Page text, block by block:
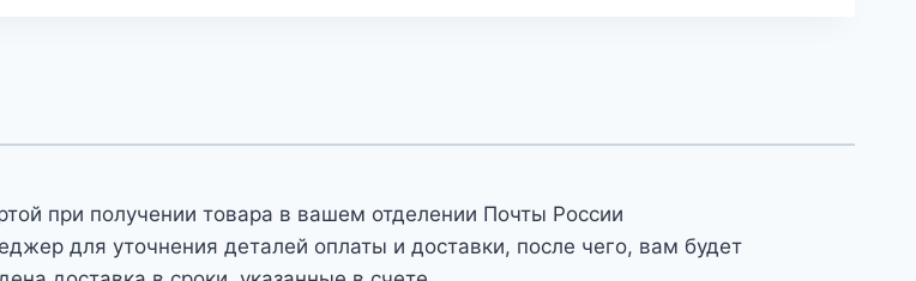
при получении товара в вашем отделении Почты России
для уточнения деталей оплаты и доставки, после чего, вам будет